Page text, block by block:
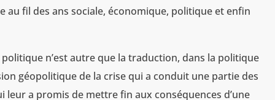
au fil des ans sociale, économique, politique et enfin
n’est autre que la traduction, dans la politique
géopolitique de la crise qui a conduit une partie des
a promis de mettre fin aux conséquences d’une